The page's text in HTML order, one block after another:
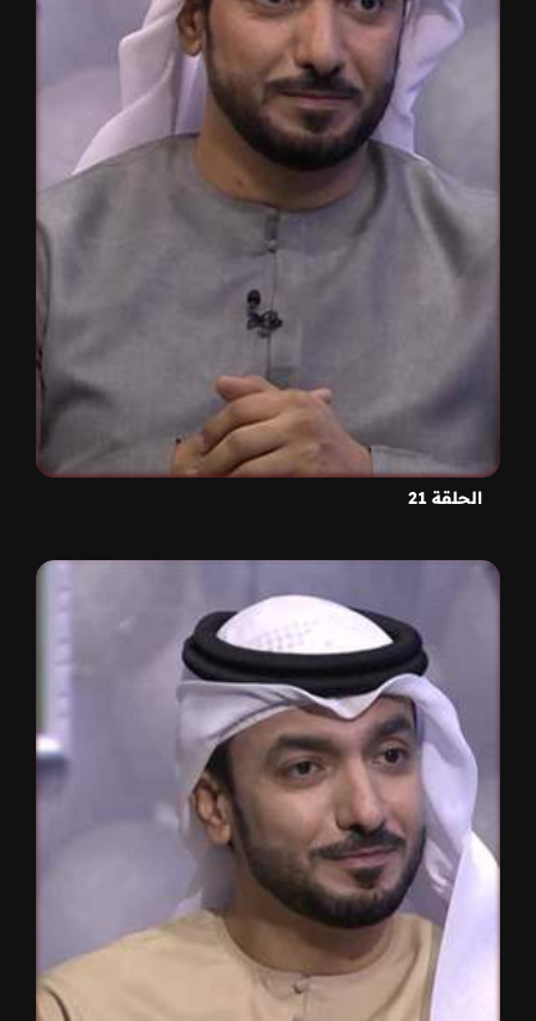
الحلقة 21